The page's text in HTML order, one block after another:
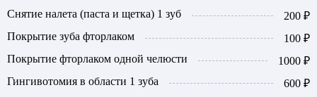
Снятие налета (паста и щетка) 1 зуб
200 ₽
Покрытие зуба фторлаком
100 ₽
Покрытие фторлаком одной челюсти
1000 ₽
Гингивотомия в области 1 зуба
600 ₽